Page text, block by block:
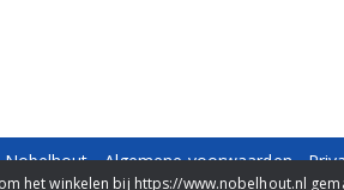
Nobelhout-Algemene voorwaarden-
Noordwijkerhout- Tel. 0252-429484 -
het winkelen bij https://www.nobelhout.nl